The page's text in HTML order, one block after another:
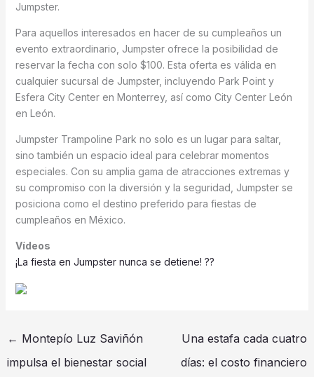
Jumpster.
Para aquellos interesados en hacer de su cumpleaños un
evento extraordinario, Jumpster ofrece la posibilidad de
reservar la fecha con solo $100. Esta oferta es válida en
cualquier sucursal de Jumpster, incluyendo Park Point y
Esfera City Center en Monterrey, así como City Center León
en León.
Jumpster Trampoline Park no solo es un lugar para saltar,
sino también un espacio ideal para celebrar momentos
especiales. Con su amplia gama de atracciones extremas y
su compromiso con la diversión y la seguridad, Jumpster se
posiciona como el destino preferido para fiestas de
cumpleaños en México.
Vídeos
¡La fiesta en Jumpster nunca se detiene! ??
← Montepío Luz Saviñón
impulsa el bienestar social
Una estafa cada cuatro
días: el costo financiero